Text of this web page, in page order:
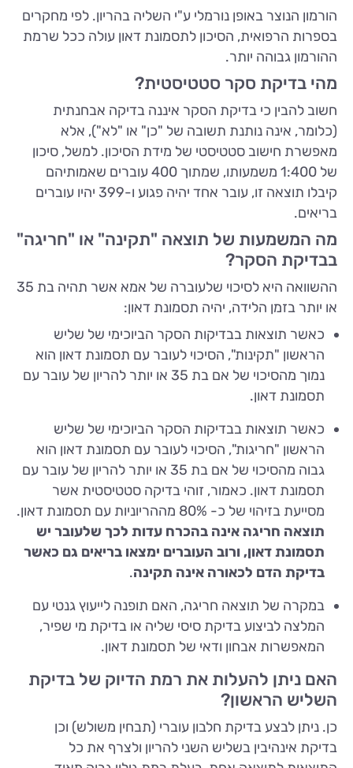
הורמון הנוצר באופן נורמלי ע"י השליה בהריון. לפי מחקרים
בספרות הרפואית, הסיכון לתסמונת דאון עולה ככל שרמת
ההורמון גבוהה יותר.
מהי בדיקת סקר סטטיסטית?
חשוב להבין כי בדיקת הסקר איננה בדיקה אבחנתית
(כלומר, אינה נותנת תשובה של "כן" או "לא"), אלא
מאפשרת חישוב סטטיסטי של מידת הסיכון. למשל, סיכון
של 1:400 משמעותו, שמתוך 400 עוברים שאמותיהם
קיבלו תוצאה זו, עובר אחד יהיה פגוע ו-399 יהיו עוברים
בריאים.
מה המשמעות של תוצאה "תקינה" או "חריגה"
בבדיקת הסקר?
ההשוואה היא לסיכוי שלעוברה של אמא אשר תהיה בת 35
או יותר בזמן הלידה, יהיה תסמונת דאון:
כאשר תוצאות בבדיקות הסקר הביוכימי של שליש
הראשון "תקינות", הסיכוי לעובר עם תסמונת דאון הוא
נמוך מהסיכוי של אם בת 35 או יותר להריון של עובר עם
תסמונת דאון.
כאשר תוצאות בבדיקות הסקר הביוכימי של שליש
הראשון "חריגות", הסיכוי לעובר עם תסמונת דאון הוא
גבוה מהסיכוי של אם בת 35 או יותר להריון של עובר עם
תסמונת דאון. כאמור, זוהי בדיקה סטטיסטית אשר
מסייעת בזיהוי של כ- 80% מההריוניות עם תסמונת דאון.
תוצאה חריגה אינה בהכרח עדות לכך שלעובר יש
תסמונת דאון, ורוב העוברים ימצאו בריאים גם כאשר
בדיקת הדם לכאורה אינה תקינה.
במקרה של תוצאה חריגה, האם תופנה לייעוץ גנטי עם
המלצה לביצוע בדיקת סיסי שליה או בדיקת מי שפיר,
המאפשרות אבחון ודאי של תסמונת דאון.
האם ניתן להעלות את רמת הדיוק של בדיקת
השליש הראשון?
כן. ניתן לבצע בדיקת חלבון עוברי (תבחין משולש) וכן
בדיקת אינהיבין בשליש השני להריון ולצרף את כל